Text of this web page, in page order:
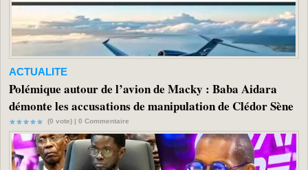
ACTUALITE
Polémique autour de l’avion de Macky : Baba Aidara
démonte les accusations de manipulation de Clédor Sène
(0 vote) | 0 Commentaire